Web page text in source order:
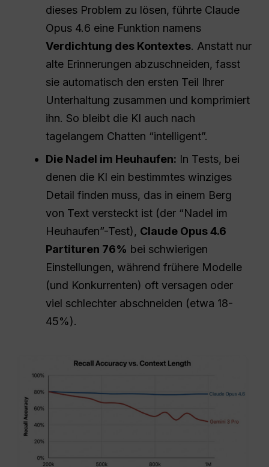
dieses Problem zu lösen, führte Claude
Opus 4.6 eine Funktion namens
Verdichtung des Kontextes. Anstatt nur
alte Erinnerungen abzuschneiden, fasst
sie automatisch den ersten Teil Ihrer
Unterhaltung zusammen und komprimiert
ihn. So bleibt die KI auch nach
tagelangem Chatten “intelligent”.
Die Nadel im Heuhaufen: In Tests, bei
denen die KI ein bestimmtes winziges
Detail finden muss, das in einem Berg
von Text versteckt ist (der “Nadel im
Heuhaufen”-Test), Claude Opus 4.6
Partituren 76% bei schwierigen
Einstellungen, während frühere Modelle
(und Konkurrenten) oft versagen oder
viel schlechter abschneiden (etwa 18-
45%).